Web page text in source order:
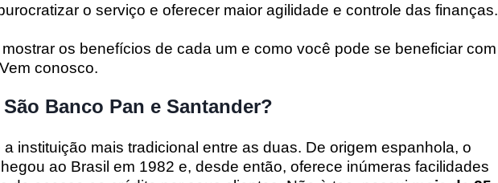
o serviço e oferecer maior agilidade e controle das finanças.
os benefícios de cada um e como você pode se beneficiar com
conosco.
Banco Pan e Santander?
instituição mais tradicional entre as duas. De origem espanhola, o
ao Brasil em 1982 e, desde então, oferece inúmeras facilidades